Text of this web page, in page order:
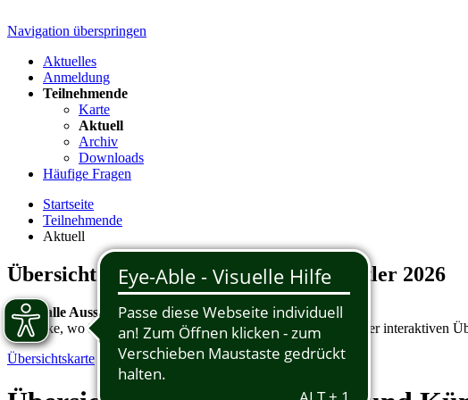
Navigation überspringen
Aktuelles
Anmeldung
Teilnehmende
Karte
Aktuell
Archiv
Downloads
Häufige Fragen
Startseite
Teilnehmende
Aktuell
Übersicht der Künstlerinnen und Künstler 2026
Finde alle Ausstellungsorte im Kreis Heinsberg
Entdecke, wo Künstlerinnen und Künstler ausstellen – auf unserer interaktiven
Übersichtskarte